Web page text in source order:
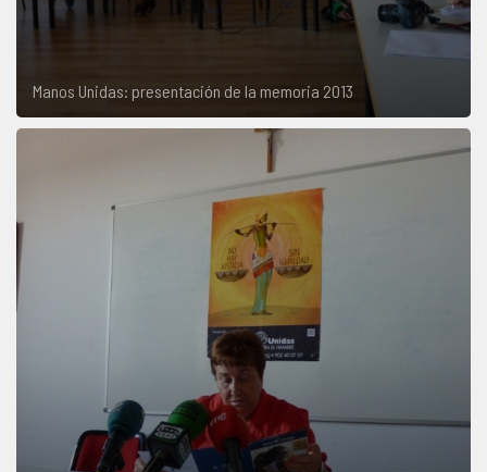
Manos Unidas: presentación de la memoria 2013